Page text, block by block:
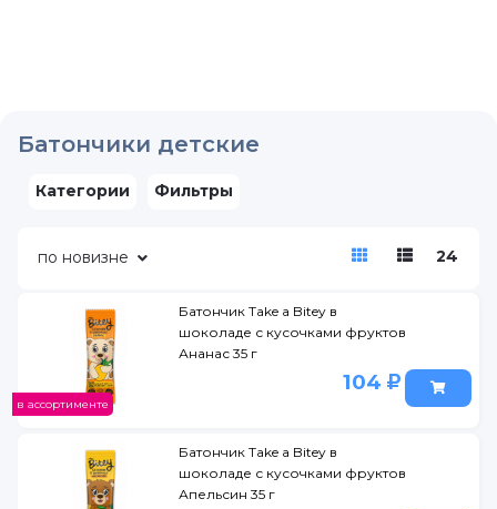
Батончики детские
Категории Фильтры
по новизне 24
в ассортименте
Батончик Take a Bitey в
шоколаде с кусочками фруктов
Ананас 35 г
104
Батончик Take a Bitey в
шоколаде с кусочками фруктов
Апельсин 35 г